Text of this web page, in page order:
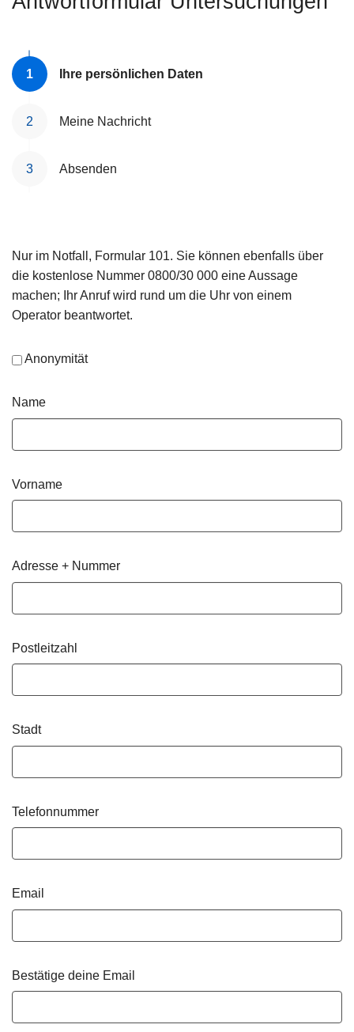
Ihre persönlichen Daten
Meine Nachricht
Absenden
Nur im Notfall, Formular 101. Sie können ebenfalls über
die kostenlose Nummer 0800/30 000 eine Aussage
machen; Ihr Anruf wird rund um die Uhr von einem
Operator beantwortet.
Anonymität
Name
Vorname
Adresse + Nummer
Postleitzahl
Stadt
Telefonnummer
Email
Bestätige deine Email